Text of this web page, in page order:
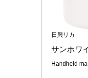
日興リカ
サンホワ
Handheld